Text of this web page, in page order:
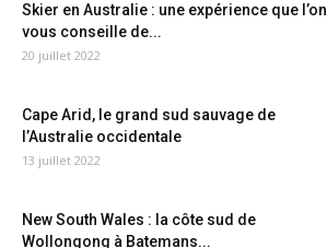
Skier en Australie : une expérience que l’on
vous conseille de...
20 juillet 2022
Cape Arid, le grand sud sauvage de
l’Australie occidentale
13 juillet 2022
New South Wales : la côte sud de
Wollongong à Batemans...